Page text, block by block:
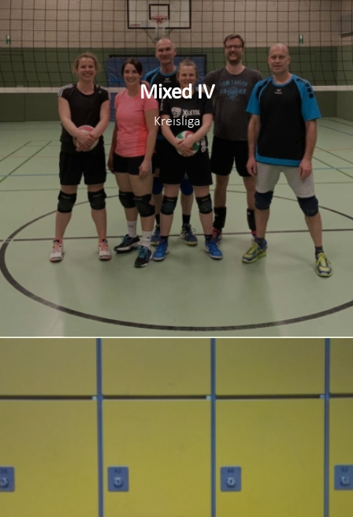
Mixed IV
Kreisliga